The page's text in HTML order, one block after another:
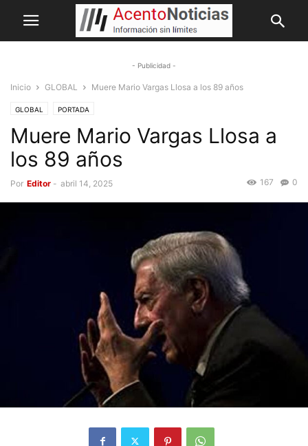
- Publicidad -
Inicio GLOBAL Muere Mario Vargas Llosa a los 89 años
GLOBAL PORTADA
Muere Mario Vargas Llosa a
los 89 años
Por Editor - abril 14, 2025 0
167